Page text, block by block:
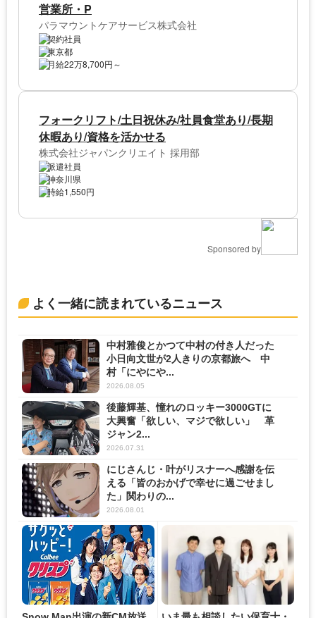
営業所・P
パラマウントケアサービス株式会社
契約社員
東京都
月給22万8,700円～
フォークリフト/土日祝休み/社員食堂あり/長期
休暇あり/資格を活かせる
株式会社ジャパンクリエイト 採用部
派遣社員
神奈川県
時給1,550円
Sponsored by
よく一緒に読まれているニュース
中村雅俊とかつて中村の付き人だった
小日向文世が2人きりの京都旅へ 中
村「にやにや...
2026.08.05
後藤輝基、憧れのロッキー3000GTに
大興奮「欲しい、マジで欲しい」 革
ジャン2...
2026.07.31
にじさんじ・叶がリスナーへ感謝を伝
える「皆のおかげで幸せに過ごせまし
た」関わりの...
2026.08.01